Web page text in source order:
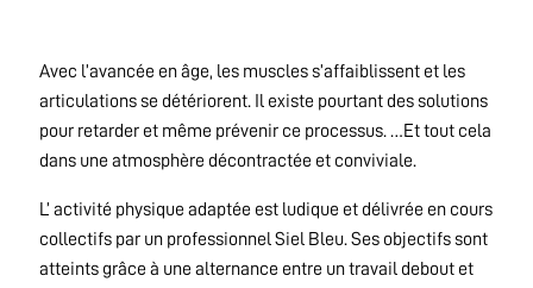
Avec l’avancée en âge, les muscles s’affaiblissent et les
articulations se détériorent. Il existe pourtant des solutions
pour retarder et même prévenir ce processus. …Et tout cela
dans une atmosphère décontractée et conviviale.
L’ activité physique adaptée est ludique et délivrée en cours
collectifs par un professionnel Siel Bleu. Ses objectifs sont
atteints grâce à une alternance entre un travail debout et